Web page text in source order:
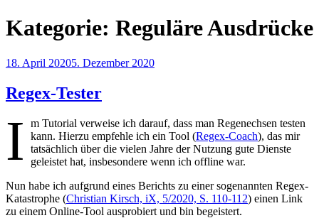
Kategorie: Reguläre Ausdrücke
Veröffentlicht
18. April 20205. Dezember 2020
Regex-Tester
I
m Tutorial verweise ich darauf, dass man Regenechsen testen
kann. Hierzu empfehle ich ein Tool (Regex-Coach), das mir
tatsächlich über die vielen Jahre der Nutzung gute Dienste
geleistet hat, insbesondere wenn ich offline war.
Nun habe ich aufgrund eines Berichts zu einer sogenannten Regex-
Katastrophe (Christian Kirsch, iX, 5/2020, S. 110-112) einen Link
zu einem Online-Tool ausprobiert und bin begeistert.